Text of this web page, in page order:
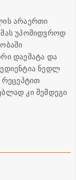
არაერთი
უპომიდვროდ
დაემატა და
ნედლ
რეცეპტით
კი შემდეგი